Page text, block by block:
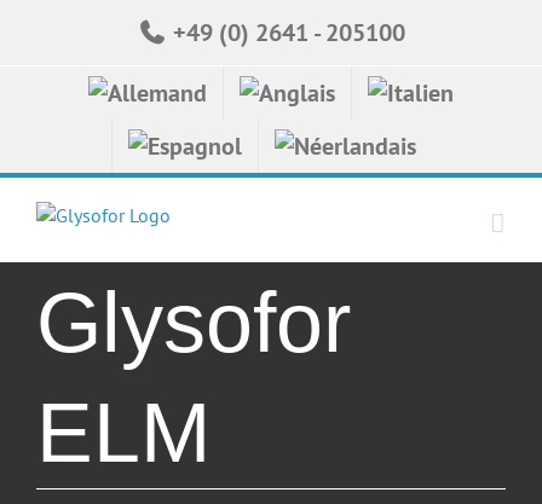
+49 (0) 2641 - 205100
Glysofor
ELM